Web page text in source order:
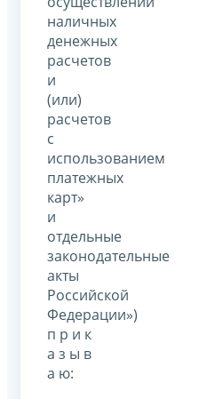
наличных
денежных
расчетов
и
(или)
расчетов
с
использованием
платежных
карт»
и
отдельные
законодательные
акты
Российской
Федерации»)
п р и к
а з ы в
а ю: